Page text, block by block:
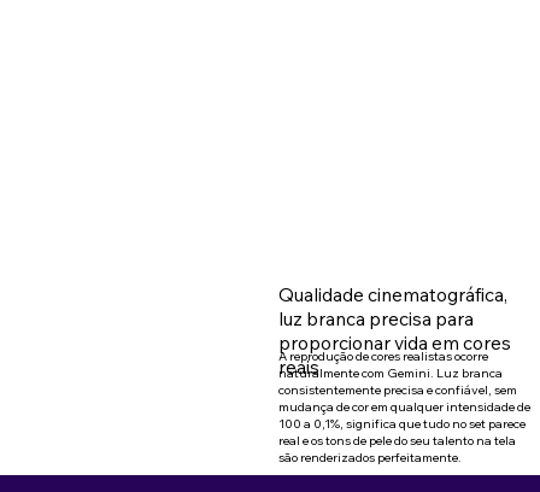
Qualidade cinematográfica,
luz branca precisa para
proporcionar vida em cores
reais
A reprodução de cores realistas ocorre
naturalmente com Gemini. Luz branca
consistentemente precisa e confiável, sem
mudança de cor em qualquer intensidade de
100 a 0,1%, significa que tudo no set parece
real e os tons de pele do seu talento na tela
são renderizados perfeitamente.